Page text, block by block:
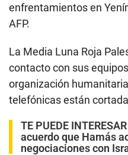
enfrentamientos en
AFP.
La Media Luna Roja
contacto con sus
organización
telefónicas están
TE PUEDE INTERESAR
acuerdo que Hamás
negociaciones con